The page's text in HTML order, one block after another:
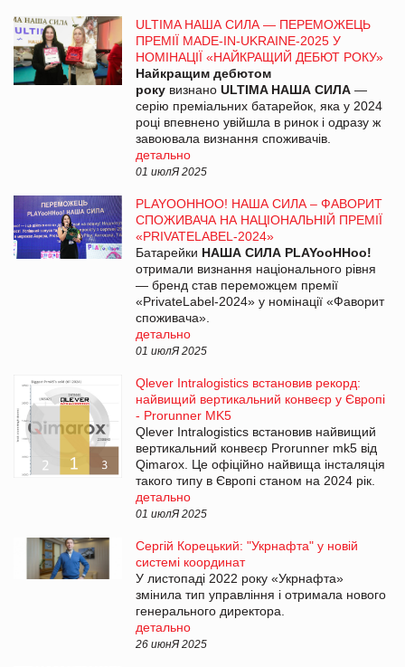
ULTIMA НАША СИЛА — ПЕРЕМОЖЕЦЬ
ПРЕМІЇ MADE-IN-UKRAINE-2025 У
НОМІНАЦІЇ «НАЙКРАЩИЙ ДЕБЮТ РОКУ»
Найкращим дебютом
року визнано ULTIMA НАША СИЛА —
серію преміальних батарейок, яка у 2024
році впевнено увійшла в ринок і одразу ж
завоювала визнання споживачів.
детально
01 июлЯ 2025
PLAYOOHHOO! НАША СИЛА – ФАВОРИТ
СПОЖИВАЧА НА НАЦІОНАЛЬНІЙ ПРЕМІЇ
«PRIVATELABEL-2024»
Батарейки НАША СИЛА PLAYooHHoo!
отримали визнання національного рівня
— бренд став переможцем премії
«PrivateLabel-2024» у номінації «Фаворит
споживача».
детально
01 июлЯ 2025
Qlever Intralogistics встановив рекорд:
найвищий вертикальний конвеєр у Європі
- Prorunner MK5
Qlever Intralogistics встановив найвищий
вертикальний конвеєр Prorunner mk5 від
Qimarox. Це офіційно найвища інсталяція
такого типу в Європі станом на 2024 рік.
детально
01 июлЯ 2025
Сергій Корецький: "Укрнафта" у новій
системі координат
У листопаді 2022 року «Укрнафта»
змінила тип управління і отримала нового
генерального директора.
детально
26 июнЯ 2025